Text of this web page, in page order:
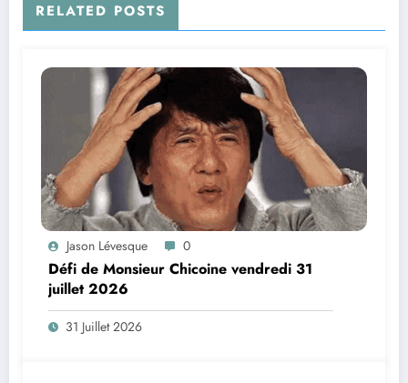
RELATED POSTS
Jason Lévesque 0
Défi de Monsieur Chicoine vendredi 31
juillet 2026
31 Juillet 2026